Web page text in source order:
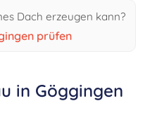
Dach erzeugen kann?
prüfen
in Göggingen